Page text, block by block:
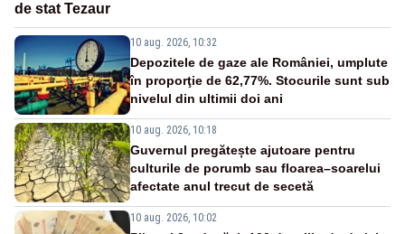
de stat Tezaur
10 aug. 2026, 10:32
Depozitele de gaze ale României, umplute
în proporţie de 62,77%. Stocurile sunt sub
nivelul din ultimii doi ani
10 aug. 2026, 10:18
Guvernul pregătește ajutoare pentru
culturile de porumb sau floarea–soarelui
afectate anul trecut de secetă
10 aug. 2026, 10:02